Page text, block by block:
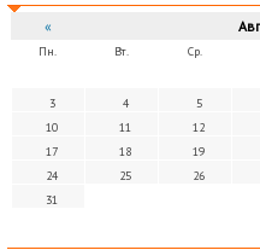
«
Пн. Вт. Ср.
3
4 5
10
11 12
17
18 19
24
25 26
31